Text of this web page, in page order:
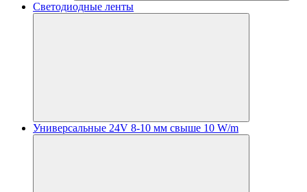
Светодиодные ленты
Универсальные 24V 8-10 мм свыше 10 W/m